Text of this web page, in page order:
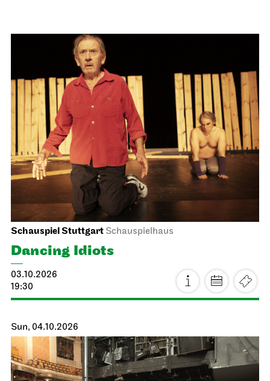
Staatsoper Stuttgart
Opernhaus
Audio broadcast on the opera house forecourt, Stuttgart
Premiere
Lucia di Lammermoor
03.10.2026
18:00